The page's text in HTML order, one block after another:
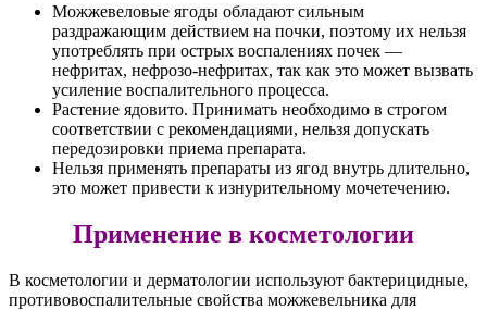
Можжевеловые ягоды обладают сильным
раздражающим действием на почки, поэтому их нельзя
употреблять при острых воспалениях почек —
нефритах, нефрозо-нефритах, так как это может вызвать
усиление воспалительного процесса.
Растение ядовито. Принимать необходимо в строгом
соответствии с рекомендациями, нельзя допускать
передозировки приема препарата.
Нельзя применять препараты из ягод внутрь длительно,
это может привести к изнурительному мочетечению.
Применение в косметологии
В косметологии и дерматологии используют бактерицидные,
противовоспалительные свойства можжевельника для